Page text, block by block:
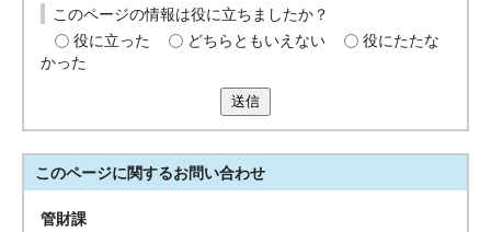
このページの情報は役に立ちましたか？
役に立った
どちらともいえない
役にたたな
かった
送信
このページに関するお問い合わせ
管財課